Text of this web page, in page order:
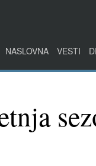
NASLOVNA VESTI